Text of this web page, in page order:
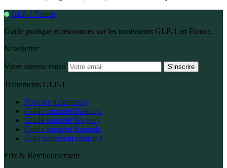
GLP-1 France
Guide pratique et ressources sur les traitements GLP-1 en France.
Newsletter
Votre adresse email S'inscrire
Traitements GLP-1
Tous les traitements
Guide complet Ozempic
Guide complet Wegovy
Guide complet Saxenda
Quel traitement choisir ?
Prix & Remboursement